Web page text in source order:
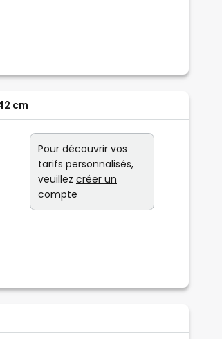
cm
Pour découvrir vos
tarifs personnalisés,
veuillez créer un
compte